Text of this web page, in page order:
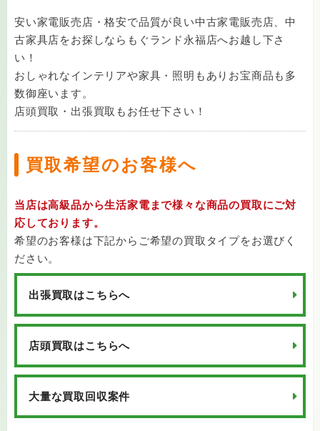
安い家電販売店・格安で品質が良い中古家電販売店、中
古家具店をお探しならもぐランド永福店へお越し下さ
い！
おしゃれなインテリアや家具・照明もありお宝商品も多
数御座います。
店頭買取・出張買取もお任せ下さい！
買取希望のお客様へ
当店は高級品から生活家電まで様々な商品の買取にご対
応しております。
希望のお客様は下記からご希望の買取タイプをお選びく
ださい。
出張買取はこちらへ
店頭買取はこちらへ
大量な買取回収案件